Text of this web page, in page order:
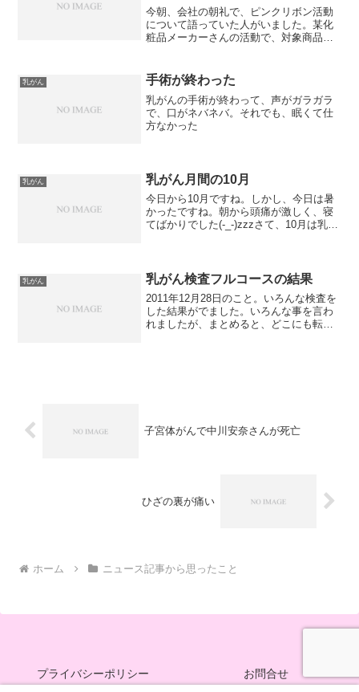
今朝、会社の朝礼で、ピンクリボン活動
について語っていた人がいました。某化
粧品メーカーさんの活動で、対象商品を
に役立てられるんだそうです。医療研究
に役立てられるために寄付...
乳がん 手術が終わった
乳がんの手術が終わって、声がガラガラ
で、口がネバネバ。それでも、眠くて仕
方なかった
乳がん 乳がん月間の10月
今日から10月ですね。しかし、今日は暑
かったですね。朝から頭痛が激しく、寝
てばかりでした(-_-)zzzさて、10月は乳が
動がありま...
乳がん 乳がん検査フルコースの結果
2011年12月28日のこと。いろんな検査を
した結果がでました。いろんな事を言わ
れましたが、まとめると、どこにも転移
子宮体がんで中川安奈さんが死亡
ひざの裏が痛い
ホーム ニュース記事から思ったこと
プライバシーポリシー お問合せ